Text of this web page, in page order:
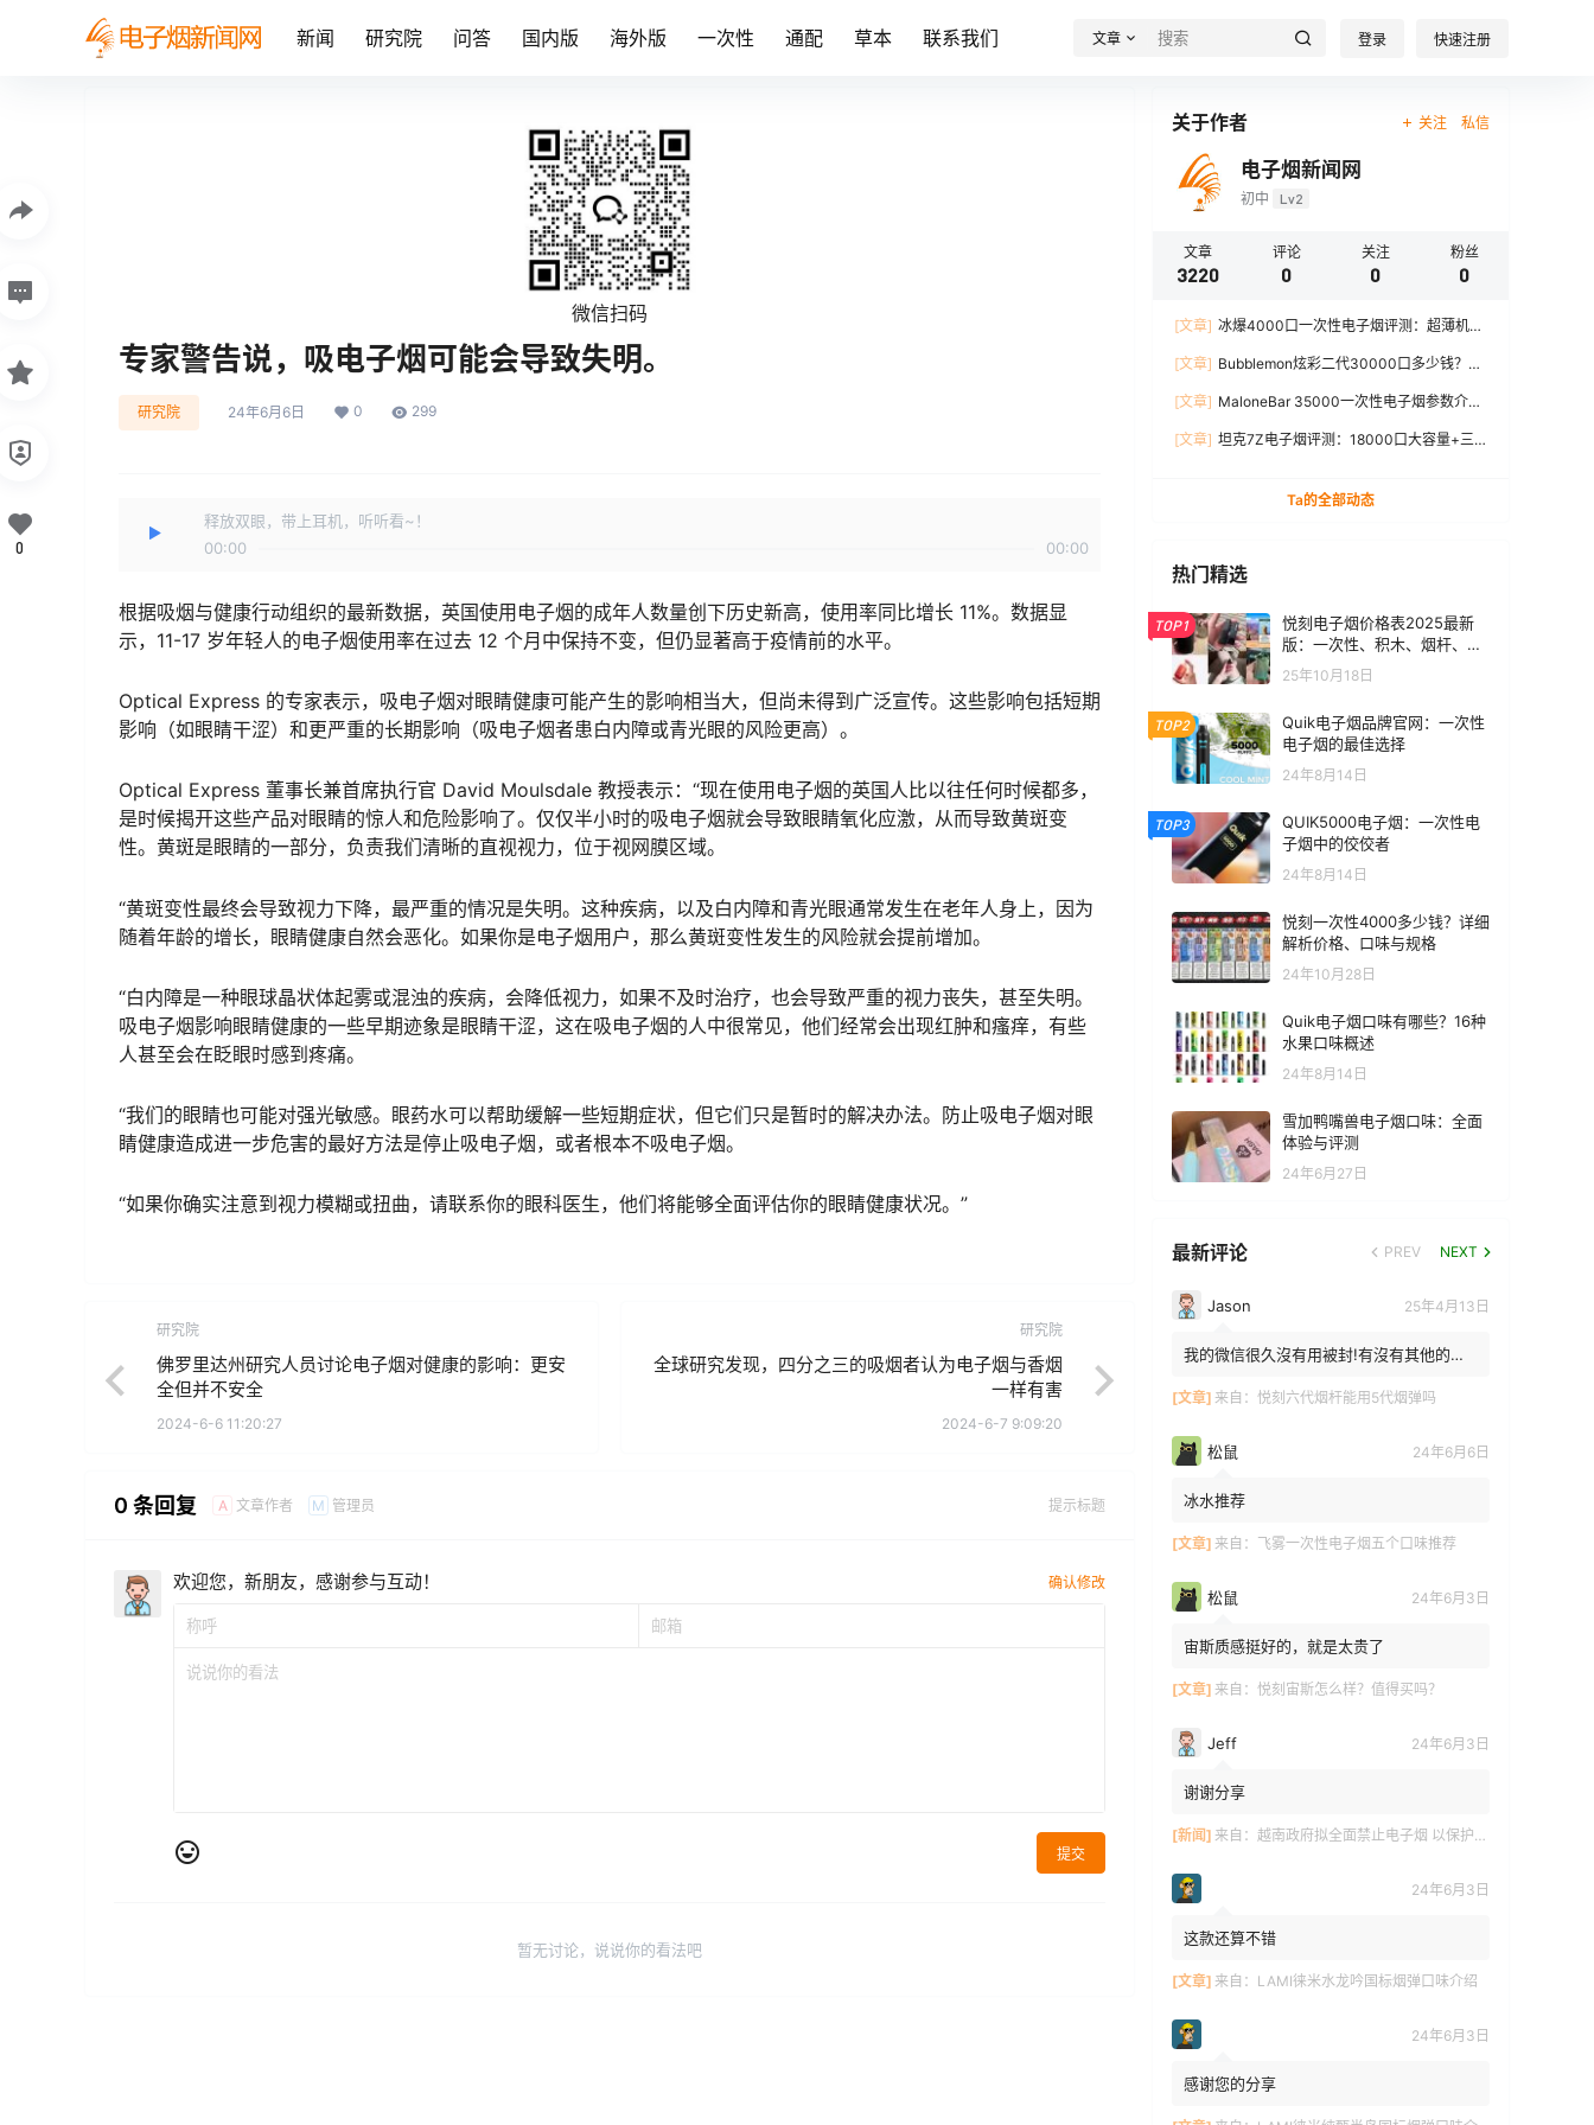
新闻 研究院 问答 国内版 海外版 一次性 通配 草本 联系我们 文章 登录 快速注册
微信扫码
专家警告说，吸电子烟可能会导致失明。
研究院 24年6月6日 0 299
释放双眼，带上耳机，听听看~！
00:00
00:00
根据吸烟与健康行动组织的最新数据，英国使用电子烟的成年人数量创下历史新高，使用率同比增长 11%。数据显
示，11-17 岁年轻人的电子烟使用率在过去 12 个月中保持不变，但仍显著高于疫情前的水平。
Optical Express 的专家表示，吸电子烟对眼睛健康可能产生的影响相当大，但尚未得到广泛宣传。这些影响包括短期
影响（如眼睛干涩）和更严重的长期影响（吸电子烟者患白内障或青光眼的风险更高）。
Optical Express 董事长兼首席执行官 David Moulsdale 教授表示：“现在使用电子烟的英国人比以往任何时候都多，
是时候揭开这些产品对眼睛的惊人和危险影响了。仅仅半小时的吸电子烟就会导致眼睛氧化应激，从而导致黄斑变
性。黄斑是眼睛的一部分，负责我们清晰的直视视力，位于视网膜区域。
“黄斑变性最终会导致视力下降，最严重的情况是失明。这种疾病，以及白内障和青光眼通常发生在老年人身上，因为
随着年龄的增长，眼睛健康自然会恶化。如果你是电子烟用户，那么黄斑变性发生的风险就会提前增加。
“白内障是一种眼球晶状体起雾或混浊的疾病，会降低视力，如果不及时治疗，也会导致严重的视力丧失，甚至失明。
吸电子烟影响眼睛健康的一些早期迹象是眼睛干涩，这在吸电子烟的人中很常见，他们经常会出现红肿和瘙痒，有些
人甚至会在眨眼时感到疼痛。
“我们的眼睛也可能对强光敏感。眼药水可以帮助缓解一些短期症状，但它们只是暂时的解决办法。防止吸电子烟对眼
睛健康造成进一步危害的最好方法是停止吸电子烟，或者根本不吸电子烟。
“如果你确实注意到视力模糊或扭曲，请联系你的眼科医生，他们将能够全面评估你的眼睛健康状况。”
0
研究院
佛罗里达州研究人员讨论电子烟对健康的影响：更安
全但并不安全
2024-6-6 11:20:27
研究院
全球研究发现，四分之三的吸烟者认为电子烟与香烟
一样有害
2024-6-7 9:09:20
0 条回复 A 文章作者 M 管理员 提示标题
欢迎您，新朋友，感谢参与互动！ 确认修改
提交
暂无讨论，说说你的看法吧
关于作者 关注 私信
电子烟新闻网
初中 Lv2
文章
3220
评论
0
关注
0
粉丝
0
[文章] 冰爆4000口一次性电子烟评测：超薄机
[文章] Bubblemon炫彩二代30000口多少钱？最
[文章] MaloneBar 35000一次性电子烟参数介
[文章] 坦克7Z电子烟评测：18000口大容量+三
Ta的全部动态
热门精选
TOP1
悦刻电子烟价格表2025最新
版：一次性、积木、烟杆、烟
弹全价位汇总
25年10月18日
TOP2
Quik电子烟品牌官网：一次性
电子烟的最佳选择
24年8月14日
TOP3
QUIK5000电子烟：一次性电
子烟中的佼佼者
24年8月14日
悦刻一次性4000多少钱？详细
解析价格、口味与规格
24年10月28日
Quik电子烟口味有哪些？16种
水果口味概述
24年8月14日
雪加鸭嘴兽电子烟口味：全面
体验与评测
24年6月27日
最新评论 PREV NEXT
Jason 25年4月13日
我的微信很久沒有用被封!有沒有其他的方
[文章] 来自： 悦刻六代烟杆能用5代烟弹吗
松鼠 24年6月6日
冰水推荐
[文章] 来自： 飞雾一次性电子烟五个口味推荐
松鼠 24年6月3日
宙斯质感挺好的，就是太贵了
[文章] 来自： 悦刻宙斯怎么样？值得买吗？
Jeff 24年6月3日
谢谢分享
[新闻] 来自： 越南政府拟全面禁止电子烟 以保护青少年健康
24年6月3日
这款还算不错
[文章] 来自： LAMI徕米水龙吟国标烟弹口味介绍
24年6月3日
感谢您的分享